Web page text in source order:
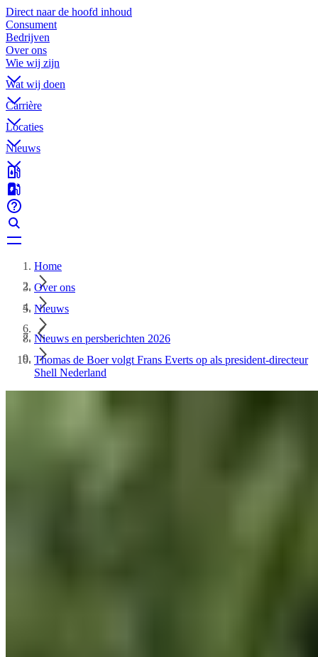
Direct naar de hoofd inhoud
Consument
Bedrijven
Over ons
Wie wij zijn
Wat wij doen
Carrière
Locaties
Nieuws
Home
Over ons
Nieuws
Nieuws en persberichten 2026
Thomas de Boer volgt Frans Everts op als president-directeur
Shell Nederland